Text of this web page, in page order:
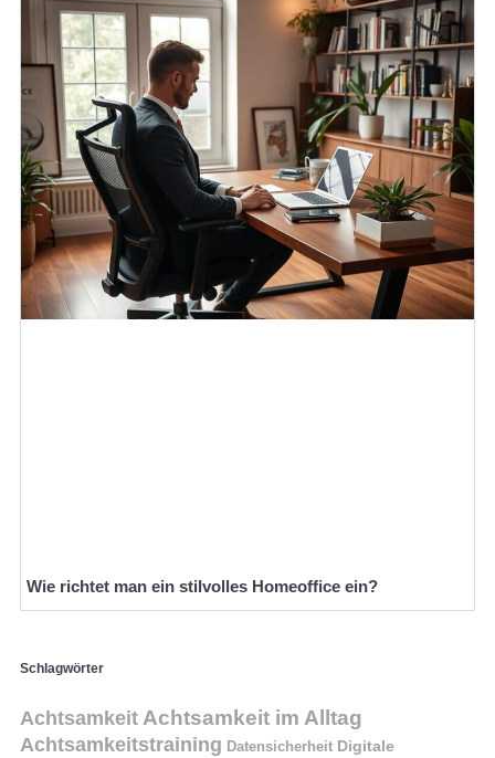
Wie richtet man ein stilvolles Homeoffice ein?
Schlagwörter
Achtsamkeit Achtsamkeit im Alltag
Achtsamkeitstraining Datensicherheit Digitale